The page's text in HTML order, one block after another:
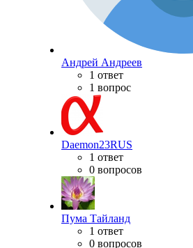
Андрей Андреев
1 ответ
1 вопрос
Daemon23RUS
1 ответ
0 вопросов
Пума Тайланд
1 ответ
0 вопросов